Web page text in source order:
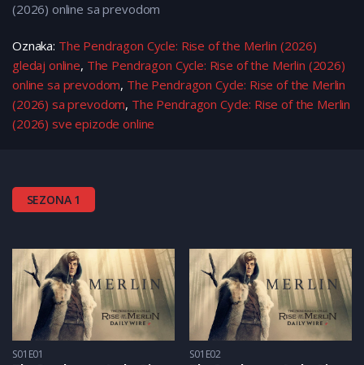
(2026) online sa prevodom
Oznaka: The Pendragon Cycle: Rise of the Merlin (2026)
gledaj online, The Pendragon Cycle: Rise of the Merlin (2026)
online sa prevodom, The Pendragon Cycle: Rise of the Merlin
(2026) sa prevodom, The Pendragon Cycle: Rise of the Merlin
(2026) sve epizode online
SEZONA 1
S01E01 S01E02